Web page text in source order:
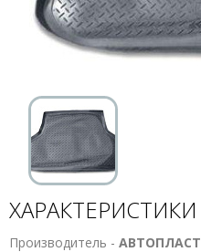
ХАРАКТЕРИСТИКИ
Производитель - АВТОПЛАСТ